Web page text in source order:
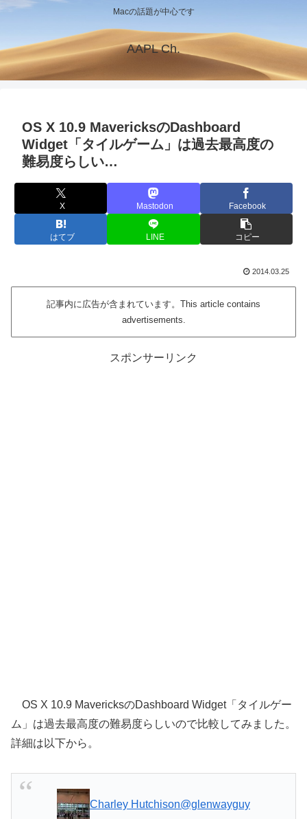
Macの話題が中心です
AAPL Ch.
OS X 10.9 MavericksのDashboard
Widget「タイルゲーム」は過去最高度の
難易度らしい…
X Mastodon Facebook
はてブ LINE コピー
2014.03.25
記事内に広告が含まれています。This article contains
advertisements.
スポンサーリンク
OS X 10.9 MavericksのDashboard Widget「タイルゲー
ム」は過去最高度の難易度らしいので比較してみました。
詳細は以下から。
Charley Hutchison@glenwayguy